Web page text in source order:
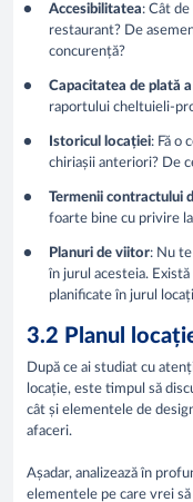
Accesibilitatea: Cât
restaurant? De
concurență?
Capacitatea de plată
raportului cheltuieli-
Istoricul locației: Fă o
chiriașii anteriori? De
Termenii contractului
foarte bine cu privire
Planuri de viitor: Nu
în jurul acesteia.
planificate în jurul
3.2 Planul
După ce ai studiat cu
locație, este timpul să
cât și elementele de
afaceri.
Așadar, analizează în
elementele pe care vrei